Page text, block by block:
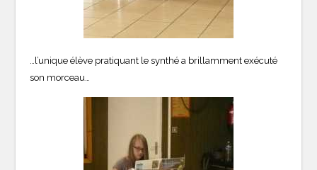
…l’unique élève pratiquant le synthé a brillamment exécuté
son morceau…